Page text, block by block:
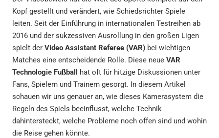
Kopf gestellt und verändert, wie Schiedsrichter Spiele
leiten. Seit der Einführung in internationalen Testreihen ab
2016 und der sukzessiven Ausrollung in den großen Ligen
spielt der Video Assistant Referee (VAR) bei wichtigen
Matches eine entscheidende Rolle. Diese neue VAR
Technologie Fußball
hat oft für hitzige Diskussionen unter
Fans, Spielern und Trainern gesorgt. In diesem Artikel
schauen wir uns genauer an, wie dieses Kamerasystem die
Regeln des Spiels beeinflusst, welche Technik
dahintersteckt, welche Probleme noch offen sind und wohin
die Reise gehen könnte.